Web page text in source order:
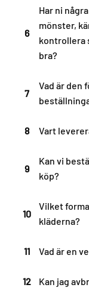
6
Har ni
mönster,
kontrollera
bra?
7
Vad är den
8 Vart
9
Kan vi
köp?
10
Vilket
kläderna?
11 Vad är en
12 Kan jag